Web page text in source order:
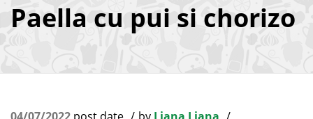
Paella cu pui si chorizo